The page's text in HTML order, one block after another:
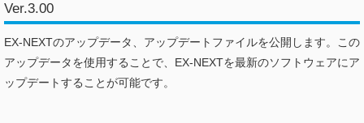
Ver.3.00
EX-NEXTのアップデータ、アップデートファイルを公開します。この
アップデータを使用することで、EX-NEXTを最新のソフトウェアにア
ップデートすることが可能です。